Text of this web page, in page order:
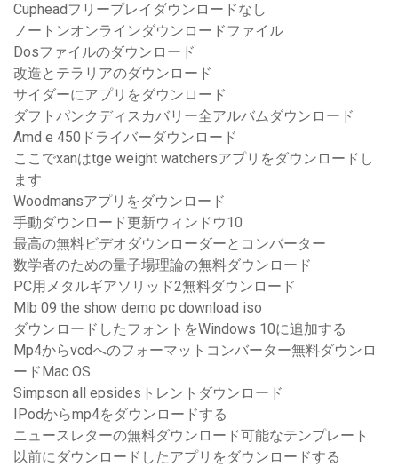
Cupheadフリープレイダウンロードなし
ノートンオンラインダウンロードファイル
Dosファイルのダウンロード
改造とテラリアのダウンロード
サイダーにアプリをダウンロード
ダフトパンクディスカバリー全アルバムダウンロード
Amd e 450ドライバーダウンロード
ここでxanはtge weight watchersアプリをダウンロードし
ます
Woodmansアプリをダウンロード
手動ダウンロード更新ウィンドウ10
最高の無料ビデオダウンローダーとコンバーター
数学者のための量子場理論の無料ダウンロード
PC用メタルギアソリッド2無料ダウンロード
Mlb 09 the show demo pc download iso
ダウンロードしたフォントをWindows 10に追加する
Mp4からvcdへのフォーマットコンバーター無料ダウンロ
ードMac OS
Simpson all epsidesトレントダウンロード
IPodからmp4をダウンロードする
ニュースレターの無料ダウンロード可能なテンプレート
以前にダウンロードしたアプリをダウンロードする